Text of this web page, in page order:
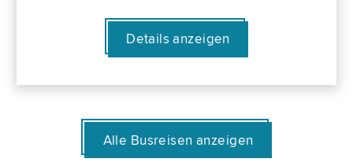
Details anzeigen
Alle Busreisen anzeigen